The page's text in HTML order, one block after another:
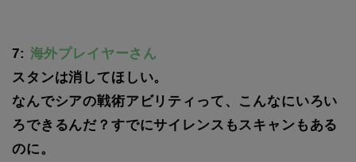
7: 海外プレイヤーさん
スタンは消してほしい。
なんでシアの戦術アビリティって、こんなにいろい
ろできるんだ？すでにサイレンスもスキャンもある
のに。